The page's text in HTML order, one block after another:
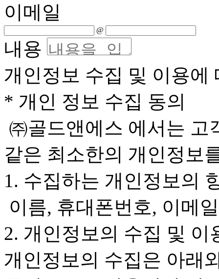
이메일
@
내용
개인정보 수집 및 이용에
* 개인 정보 수집 동의
㈜골드앤에스 에서는 고
같은 최소한의 개인정보
1. 수집하는 개인정보의
이름, 휴대폰번호, 이메
2. 개인정보의 수집 및 이
개인정보의 수집은 아래